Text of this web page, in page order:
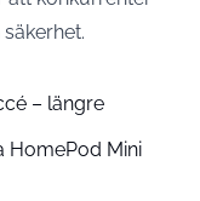
– längre
HomePod Mini